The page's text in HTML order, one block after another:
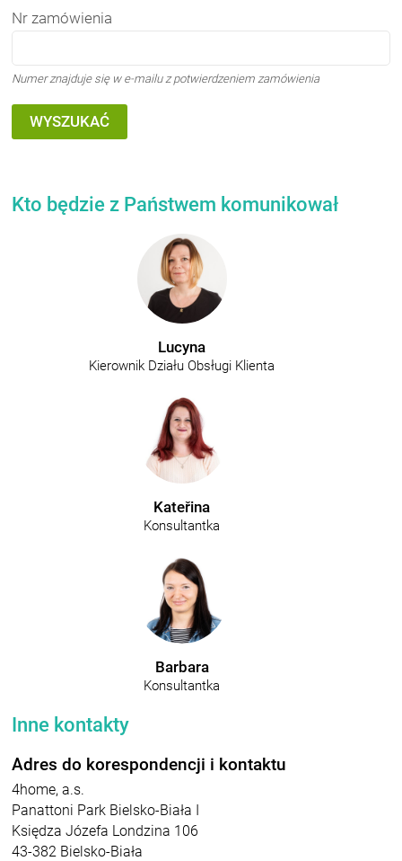
Nr zamówienia
Numer znajduje się w e-mailu z potwierdzeniem zamówienia
Kto będzie z Państwem komunikował
Lucyna
Kierownik Działu Obsługi Klienta
Kateřina
Konsultantka
Barbara
Konsultantka
Inne kontakty
Adres do korespondencji i kontaktu
4home, a.s.
Panattoni Park Bielsko-Biała I
Księdza Józefa Londzina 106
43-382 Bielsko-Biała